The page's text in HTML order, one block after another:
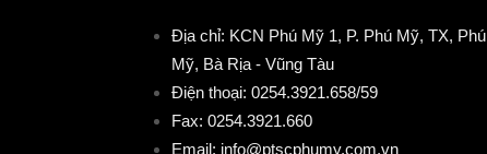
Địa chỉ: KCN Phú Mỹ 1, P. Phú Mỹ, TX, Phú
Mỹ, Bà Rịa - Vũng Tàu
Điện thoại: 0254.3921.658/59
Fax: 0254.3921.660
Email: info@ptscphumy.com.vn